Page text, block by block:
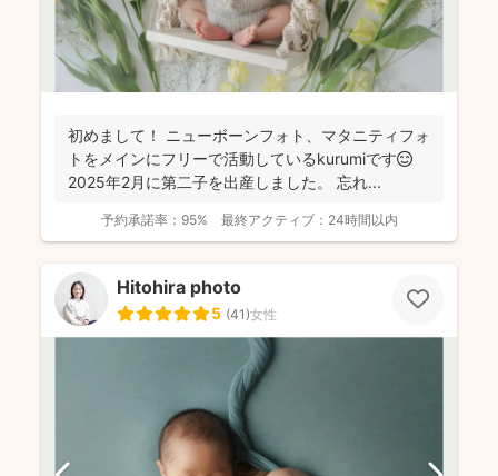
初めまして！ ニューボーンフォト、マタニティフォ
トをメインにフリーで活動しているkurumiです😊
2025年2月に第二子を出産しました。 忘れ...
予約承諾率： 95% 最終アクティブ： 24時間以内
Hitohira photo
5 (41)女性